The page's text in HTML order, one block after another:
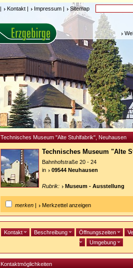
| Kontakt | Impressum | Sitemap
Technisches Museum "Alte Stuhlfabrik", Neuhausen
Technisches Museum "Alte
Bahnhofstraße 20 - 24
in
09544 Neuhausen
Rubrik: Museum - Ausstellung
merken | Merkzettel anzeigen
Kontakt Beschreibung Öffnungszeiten
Umgebung
Kontaktmöglichkeiten